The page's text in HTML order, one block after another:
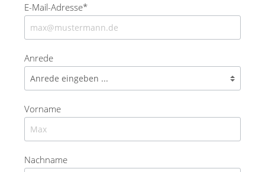
E-Mail-Adresse*
Anrede
Vorname
Nachname